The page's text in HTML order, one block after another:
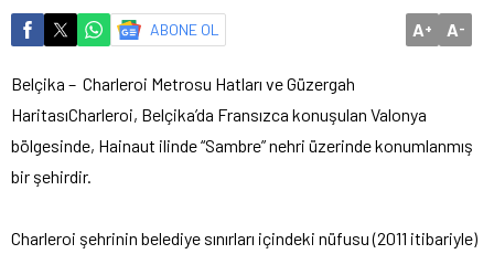
ABONE OL A+ A-
Belçika – Charleroi Metrosu Hatları ve Güzergah
HaritasıCharleroi, Belçika’da Fransızca konuşulan Valonya
bölgesinde, Hainaut ilinde “Sambre” nehri üzerinde konumlanmış
bir şehirdir.
Charleroi şehrinin belediye sınırları içindeki nüfusu (2011 itibariyle)